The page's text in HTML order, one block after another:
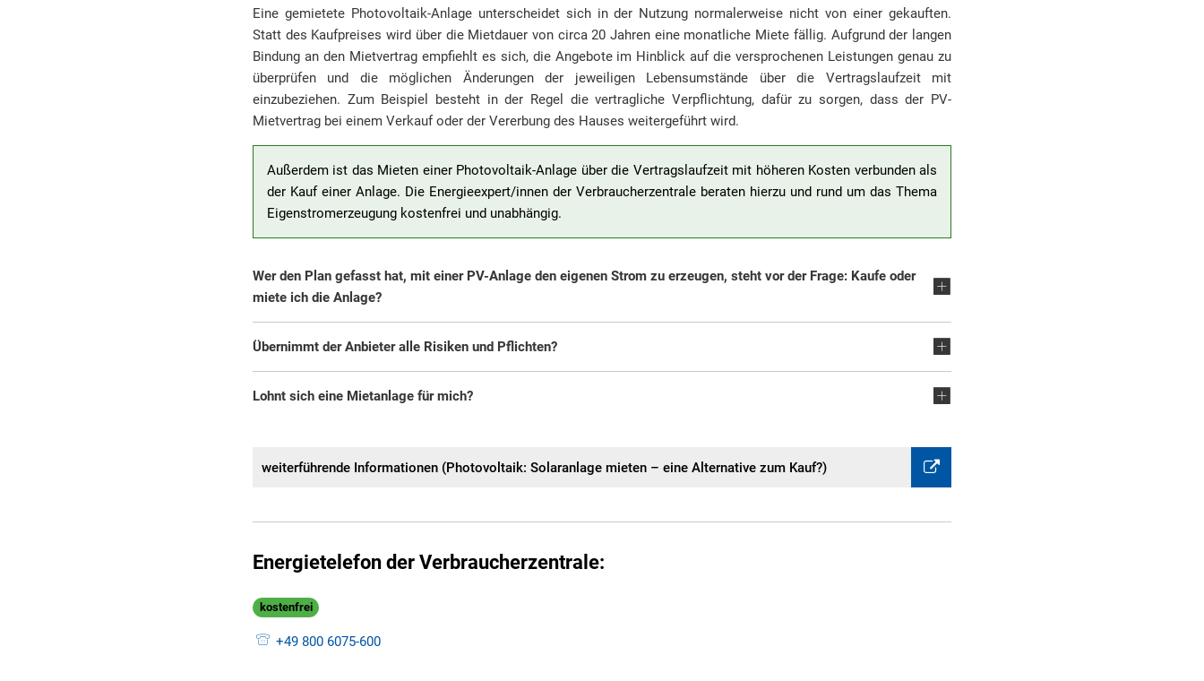
Eine gemietete Photovoltaik-Anlage unterscheidet sich in der Nutzung normalerweise nicht von einer gekauften.
Statt des Kaufpreises wird über die Mietdauer von circa 20 Jahren eine monatliche Miete fällig. Aufgrund der langen
Bindung an den Mietvertrag empfiehlt es sich, die Angebote im Hinblick auf die versprochenen Leistungen genau zu
überprüfen und die möglichen Änderungen der jeweiligen Lebensumstände über die Vertragslaufzeit mit
einzubeziehen. Zum Beispiel besteht in der Regel die vertragliche Verpflichtung, dafür zu sorgen, dass der PV-
Mietvertrag bei einem Verkauf oder der Vererbung des Hauses weitergeführt wird.
Außerdem ist das Mieten einer Photovoltaik-Anlage über die Vertragslaufzeit mit höheren Kosten verbunden als
der Kauf einer Anlage. Die Energieexpert/innen der Verbraucherzentrale beraten hierzu und rund um das Thema
Eigenstromerzeugung kostenfrei und unabhängig.
Wer den Plan gefasst hat, mit einer PV-Anlage den eigenen Strom zu erzeugen, steht vor der Frage: Kaufe oder
miete ich die Anlage?
Übernimmt der Anbieter alle Risiken und Pflichten?
Lohnt sich eine Mietanlage für mich?
weiterführende Informationen (Photovoltaik: Solaranlage mieten – eine Alternative zum Kauf?)
Energietelefon der Verbraucherzentrale:
kostenfrei
+49 800 6075-600